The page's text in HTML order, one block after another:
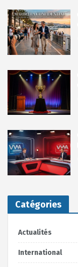
Catégories
Actualités
International